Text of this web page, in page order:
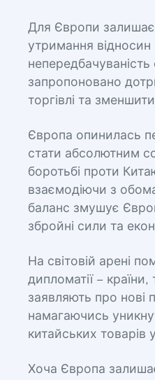
Для Європи
утримання
непередбачуваність
запропоновано
торгівлі та
Європа опинилась
стати абсолютним
боротьбі проти
взаємодіючи з
баланс змушує
збройні сили та
На світовій арені
дипломатії – країни,
заявляють про нові
намагаючись
китайських товарів
Хоча Європа